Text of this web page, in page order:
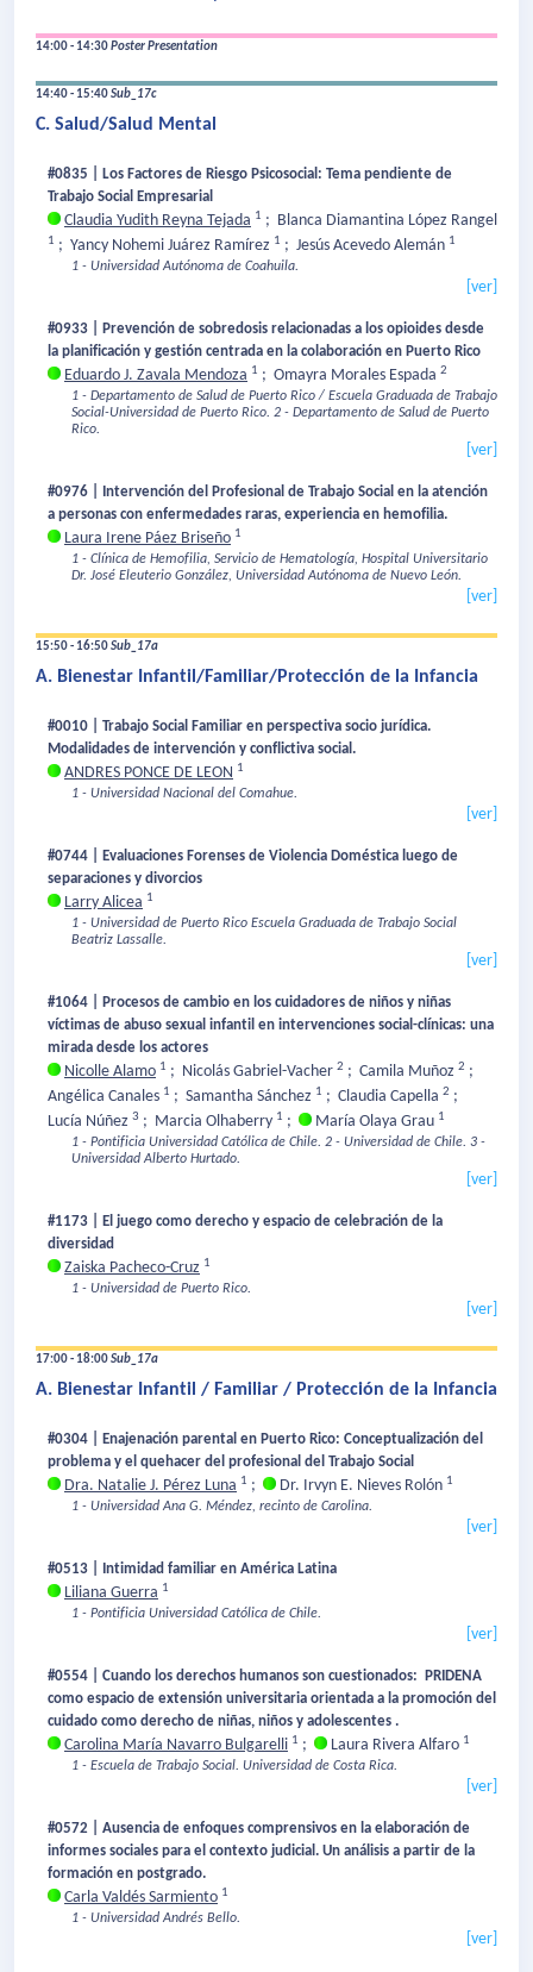
14:00 - 14:30Poster Presentation
14:40 - 15:40Sub_17c
C. Salud/Salud Mental
#0835 | Los Factores de Riesgo Psicosocial: Tema pendiente de
Trabajo Social Empresarial
Claudia Yudith Reyna Tejada 1 ; Blanca Diamantina López Rangel
1 ; Yancy Nohemi Juárez Ramírez 1 ; Jesús Acevedo Alemán 1
1 - Universidad Autónoma de Coahuila.
[ver]
#0933 | Prevención de sobredosis relacionadas a los opioides desde
la planificación y gestión centrada en la colaboración en Puerto Rico
Eduardo J. Zavala Mendoza 1 ; Omayra Morales Espada 2
1 - Departamento de Salud de Puerto Rico / Escuela Graduada de Trabajo
Social-Universidad de Puerto Rico. 2 - Departamento de Salud de Puerto
Rico.
[ver]
#0976 | Intervención del Profesional de Trabajo Social en la atención
a personas con enfermedades raras, experiencia en hemofilia.
Laura Irene Páez Briseño 1
1 - Clínica de Hemofilia, Servicio de Hematología, Hospital Universitario
Dr. José Eleuterio González, Universidad Autónoma de Nuevo León.
[ver]
15:50 - 16:50Sub_17a
A. Bienestar Infantil/Familiar/Protección de la Infancia
#0010 | Trabajo Social Familiar en perspectiva socio jurídica.
Modalidades de intervención y conflictiva social.
ANDRES PONCE DE LEON 1
1 - Universidad Nacional del Comahue.
[ver]
#0744 | Evaluaciones Forenses de Violencia Doméstica luego de
separaciones y divorcios
Larry Alicea 1
1 - Universidad de Puerto Rico Escuela Graduada de Trabajo Social
Beatriz Lassalle.
[ver]
#1064 | Procesos de cambio en los cuidadores de niños y niñas
víctimas de abuso sexual infantil en intervenciones social-clínicas: una
mirada desde los actores
Nicolle Alamo 1 ; Nicolás Gabriel-Vacher 2 ; Camila Muñoz 2 ;
Angélica Canales 1 ; Samantha Sánchez 1 ; Claudia Capella 2 ;
Lucía Núñez 3 ; Marcia Olhaberry 1 ; María Olaya Grau 1
1 - Pontificia Universidad Católica de Chile. 2 - Universidad de Chile. 3 -
Universidad Alberto Hurtado.
[ver]
#1173 | El juego como derecho y espacio de celebración de la
diversidad
Zaiska Pacheco-Cruz 1
1 - Universidad de Puerto Rico.
[ver]
17:00 - 18:00Sub_17a
A. Bienestar Infantil / Familiar / Protección de la Infancia
#0304 | Enajenación parental en Puerto Rico: Conceptualización del
problema y el quehacer del profesional del Trabajo Social
Dra. Natalie J. Pérez Luna 1 ; Dr. Irvyn E. Nieves Rolón 1
1 - Universidad Ana G. Méndez, recinto de Carolina.
[ver]
#0513 | Intimidad familiar en América Latina
Liliana Guerra 1
1 - Pontificia Universidad Católica de Chile.
[ver]
#0554 | Cuando los derechos humanos son cuestionados: PRIDENA
como espacio de extensión universitaria orientada a la promoción del
cuidado como derecho de niñas, niños y adolescentes .
Carolina María Navarro Bulgarelli 1 ; Laura Rivera Alfaro 1
1 - Escuela de Trabajo Social. Universidad de Costa Rica.
[ver]
#0572 | Ausencia de enfoques comprensivos en la elaboración de
informes sociales para el contexto judicial. Un análisis a partir de la
formación en postgrado.
Carla Valdés Sarmiento 1
1 - Universidad Andrés Bello.
[ver]